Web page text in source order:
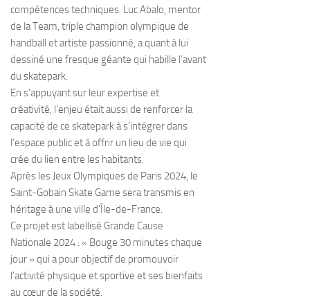
compétences techniques. Luc Abalo, mentor
de la Team, triple champion olympique de
handball et artiste passionné, a quant à lui
dessiné une fresque géante qui habille l’avant
du skatepark.
En s’appuyant sur leur expertise et
créativité, l’enjeu était aussi de renforcer la
capacité de ce skatepark à s’intégrer dans
l’espace public et à offrir un lieu de vie qui
crée du lien entre les habitants.
Après les Jeux Olympiques de Paris 2024, le
Saint-Gobain Skate Game sera transmis en
héritage à une ville d’Île-de-France.
Ce projet est labellisé Grande Cause
Nationale 2024 : « Bouge 30 minutes chaque
jour » qui a pour objectif de promouvoir
l’activité physique et sportive et ses bienfaits
au cœur de la société.